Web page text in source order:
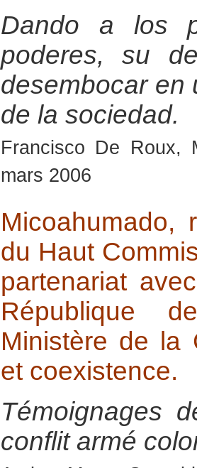
Dando a los
poderes, su
desembocar en
de la sociedad.
Francisco De Roux,
mars 2006
Micoahumado,
du Haut
partenariat
République
Ministère de la
et coexistence.
Témoignages
conflit armé